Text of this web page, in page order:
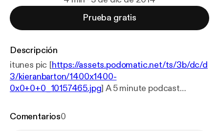
Prueba gratis
Descripción
itunes pic [https://assets.podomatic.net/ts/3b/dc/d
3/kieranbarton/1400x1400-
0x0+0+0_10157465.jpg] A 5 minute podcast
Comentarios0